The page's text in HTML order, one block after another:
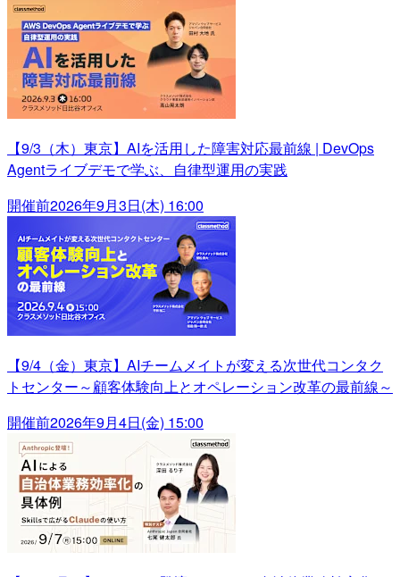
【9/3（木）東京】AIを活用した障害対応最前線 | DevOps
Agentライブデモで学ぶ、自律型運用の実践
開催前2026年9月3日(木) 16:00
【9/4（金）東京】AIチームメイトが変える次世代コンタク
トセンター～顧客体験向上とオペレーション改革の最前線～
開催前2026年9月4日(金) 15:00